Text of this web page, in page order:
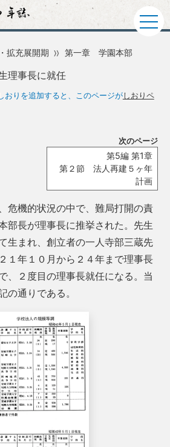
拡充展開期 第一章 学園本部
理事長に就任
おりを追加すると、このページがしおりペ
次のページ
第5編 第1章
第２節 法人再建５ヶ年
計画
危機的状況の中で、難局打開の責
部長が理事長に推挙された。先生
生まれ、創立者の一人寺部三蔵先
１年１０月から２４年まで理事長
、２度目の理事長就任になる。当
の通りである。